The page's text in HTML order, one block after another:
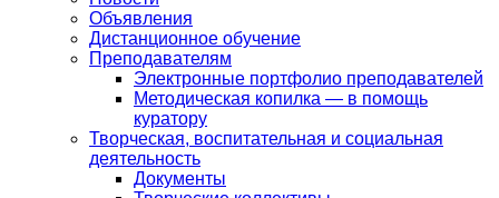
Объявления
Дистанционное обучение
Преподавателям
Электронные портфолио преподавателей
Методическая копилка — в помощь
куратору
Творческая, воспитательная и социальная
деятельность
Документы